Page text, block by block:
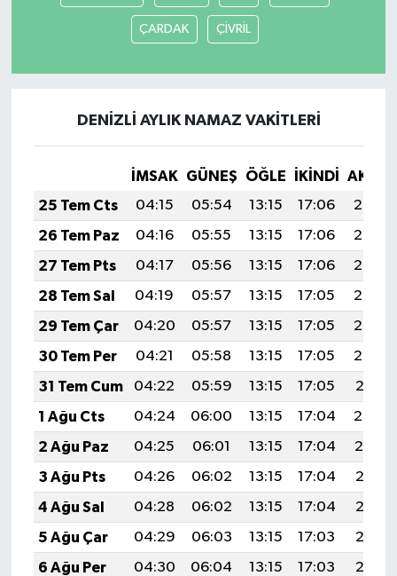
ÇARDAK ÇİVRİL
DENİZLİ AYLIK NAMAZ VAKITLERI
İMSAK GÜNEŞ ÖĞLE İKINDI
25 Tem Cts
04:15 05:54 13:15 17:06
20:26
26 Tem Paz
04:16 05:55 13:15 17:06
20:26
27 Tem Pts
04:17 05:56 13:15 17:06
20:25
28 Tem Sal
04:19 05:57 13:15 17:05
20:24
29 Tem Çar
04:20 05:57 13:15 17:05
20:23
30 Tem Per
04:21 05:58 13:15 17:05
20:22
31 Tem Cum
04:22 05:59 13:15 17:05
20:21
1 Ağu Cts
04:24 06:00 13:15 17:04
20:20
2 Ağu Paz
04:25 06:01 13:15 17:04
20:19
3 Ağu Pts
04:26 06:02 13:15 17:04
20:18
4 Ağu Sal
04:28 06:02 13:15 17:04
20:17
5 Ağu Çar
04:29 06:03 13:15 17:03
20:16
6 Ağu Per
04:30 06:04 13:15 17:03
20:15
SİVİL TOPLUM
ÇEK GÖNDER
HEDEF2020
OTOMOBİL
MİZAH
TARİH
Genel
Politika
YEREL
BÖLGEDEN